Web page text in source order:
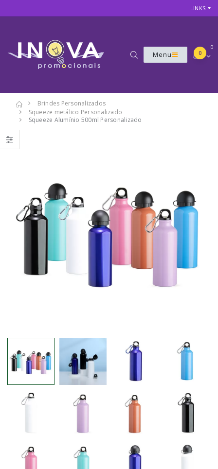
LINKS
Menu
0
0
Brindes Personalizados
Squeeze metálico Personalizado
Squeeze Alumínio 500ml Personalizado